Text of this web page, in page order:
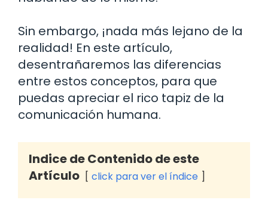
Sin embargo, ¡nada más lejano de la
realidad! En este artículo,
desentrañaremos las diferencias
entre estos conceptos, para que
puedas apreciar el rico tapiz de la
comunicación humana.
Indice de Contenido de este
Artículo
click para ver el índice